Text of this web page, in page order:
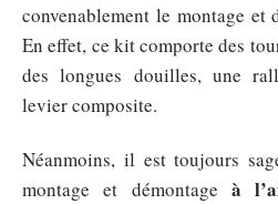
convenablement le montage et
En effet, ce kit comporte des
des longues douilles, une
levier composite.
Néanmoins, il est toujours
montage et démontage à